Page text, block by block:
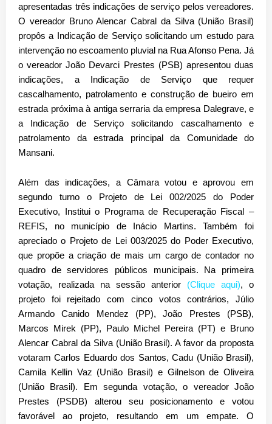
apresentadas três indicações de serviço pelos vereadores.
O vereador Bruno Alencar Cabral da Silva (União Brasil)
propôs a Indicação de Serviço solicitando um estudo para
intervenção no escoamento pluvial na Rua Afonso Pena. Já
o vereador João Devarci Prestes (PSB) apresentou duas
indicações, a Indicação de Serviço que requer
cascalhamento, patrolamento e construção de bueiro em
estrada próxima à antiga serraria da empresa Dalegrave, e
a Indicação de Serviço solicitando cascalhamento e
patrolamento da estrada principal da Comunidade do
Mansani.
Além das indicações, a Câmara votou e aprovou em
segundo turno o Projeto de Lei 002/2025 do Poder
Executivo, Institui o Programa de Recuperação Fiscal –
REFIS, no município de Inácio Martins. Também foi
apreciado o Projeto de Lei 003/2025 do Poder Executivo,
que propõe a criação de mais um cargo de contador no
quadro de servidores públicos municipais. Na primeira
votação, realizada na sessão anterior (Clique aqui), o
projeto foi rejeitado com cinco votos contrários, Júlio
Armando Canido Mendez (PP), João Prestes (PSB),
Marcos Mirek (PP), Paulo Michel Pereira (PT) e Bruno
Alencar Cabral da Silva (União Brasil). A favor da proposta
votaram Carlos Eduardo dos Santos, Cadu (União Brasil),
Camila Kellin Vaz (União Brasil) e Gilnelson de Oliveira
(União Brasil). Em segunda votação, o vereador João
Prestes (PSDB) alterou seu posicionamento e votou
favorável ao projeto, resultando em um empate. O